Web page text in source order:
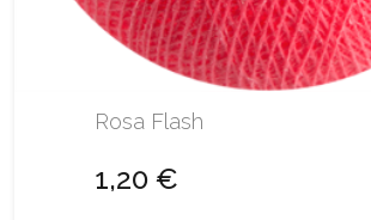
Rosa Flash
1,20 €